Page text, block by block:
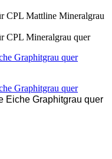
Graphitgrau quer
Eiche Graphitgrau quer